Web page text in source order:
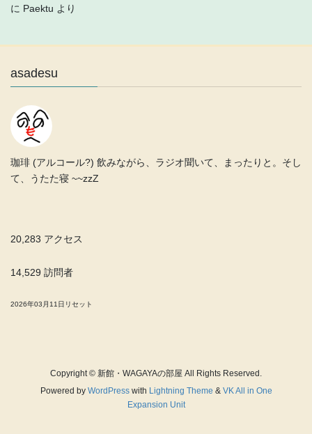
に Paektu より
asadesu
珈琲 (アルコール?) 飲みながら、ラジオ聞いて、まったりと。そし
て、うたた寝 ~~zzZ
20,283 アクセス
14,529 訪問者
2026年03月11日リセット
Copyright © 新館・WAGAYAの部屋 All Rights Reserved.
Powered by WordPresswith Lightning Theme & VK All in One
Expansion Unit